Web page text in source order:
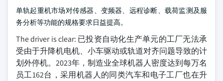
单轨起重机市场对传感器、变频器、远程诊断、载荷监测及服
务分析等功能的规格要求日益提高。
The driver is clear: 已投资自动化生产单元的工厂无法承
受由于升降机电机、小车驱动或轨道对齐问题导致的计
划外停机。2023年，制造业全球机器人密度达到每万名
员工162台，采用机器人的同类汽车和电子工厂也在升